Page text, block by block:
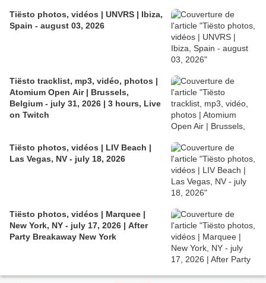
Tiësto photos, vidéos | UNVRS | Ibiza,
Spain - august 03, 2026
Tiësto tracklist, mp3, vidéo, photos |
Atomium Open Air | Brussels,
Belgium - july 31, 2026 | 3 hours, Live
on Twitch
Tiësto photos, vidéos | LIV Beach |
Las Vegas, NV - july 18, 2026
Tiësto photos, vidéos | Marquee |
New York, NY - july 17, 2026 | After
Party Breakaway New York